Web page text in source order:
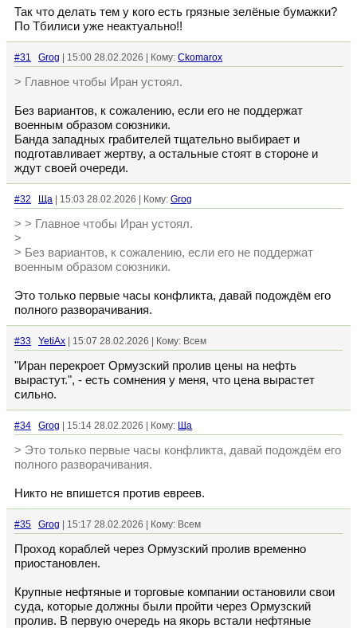
Так что делать тем у кого есть грязные зелёные бумажки?
По Тбилиси уже неактуально!!
#31 Grog | 15:00 28.02.2026 | Кому: Ckomarox
> Главное чтобы Иран устоял.
Без вариантов, к сожалению, если его не поддержат
военным образом союзники.
Банда западных грабителей тщательно выбирает и
подготавливает жертву, а остальные стоят в стороне и
ждут своей очереди.
#32 Ща | 15:03 28.02.2026 | Кому: Grog
> > Главное чтобы Иран устоял.
>
> Без вариантов, к сожалению, если его не поддержат
военным образом союзники.
Это только первые часы конфликта, давай подождём его
полного разворачивания.
#33 YetiAx | 15:07 28.02.2026 | Кому: Всем
"Иран перекроет Ормузский пролив цены на нефть
вырастут.", - есть сомнения у меня, что цена вырастет
сильно.
#34 Grog | 15:14 28.02.2026 | Кому: Ща
> Это только первые часы конфликта, давай подождём его
полного разворачивания.
Никто не впишется против евреев.
#35 Grog | 15:17 28.02.2026 | Кому: Всем
Проход кораблей через Ормузский пролив временно
приостановлен.
Крупные нефтяные и торговые компании остановили свои
суда, которые должны были пройти через Ормузский
пролив. В первую очередь на якорь встали нефтяные